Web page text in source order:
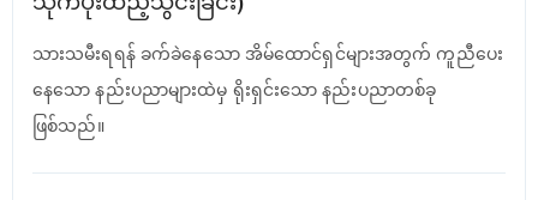
သားသမီးရရန် ခက်ခဲနေသော အိမ်ထောင်ရှင်များအတွက် ကူညီပေး
နေသော နည်းပညာများထဲမှ ရိုးရှင်းသော နည်းပညာတစ်ခု
ဖြစ်သည်။